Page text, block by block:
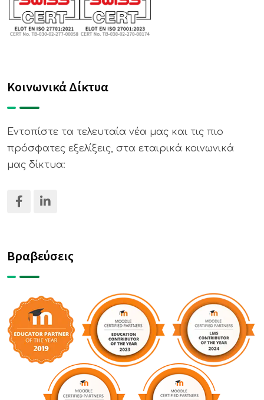
Κοινωνικά Δίκτυα
Εντοπίστε τα τελευταία νέα μας και τις πιο
πρόσφατες εξελίξεις, στα εταιρικά κοινωνικά
μας δίκτυα:
Βραβεύσεις